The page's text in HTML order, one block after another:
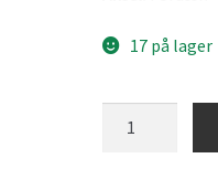
17 på lager